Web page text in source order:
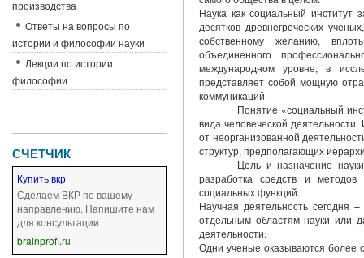
Наука как социальный институт
десятков древнегреческих
собственному желанию,
объединенного
международном уровне, в
представляет собой мощную
коммуникаций.
Понятие «социальный
вида человеческой
от неорганизованной
структур, предполагающих
Цель и назначение
разработка средств и
социальных функций.
Научная деятельность сегодня
отдельным областям науки или
деятельности.
Одни ученые оказываются более
производства
Ответы на вопросы по
истории и философии науки
Лекции по истории
философии
СЧЕТЧИК
Купить вкр
Сделаем ВКР по вашему
направлению. Напишите нам
для консультации
brainprofi.ru